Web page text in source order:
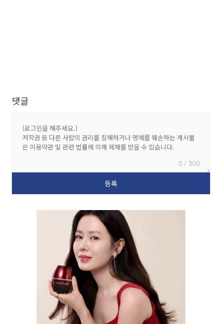
댓글
0 / 300